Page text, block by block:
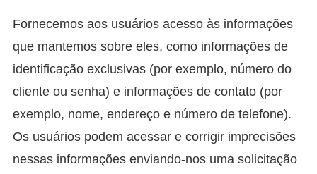
Fornecemos aos usuários acesso às informações
que mantemos sobre eles, como informações de
identificação exclusivas (por exemplo, número do
cliente ou senha) e informações de contato (por
exemplo, nome, endereço e número de telefone).
Os usuários podem acessar e corrigir imprecisões
nessas informações enviando-nos uma solicitação